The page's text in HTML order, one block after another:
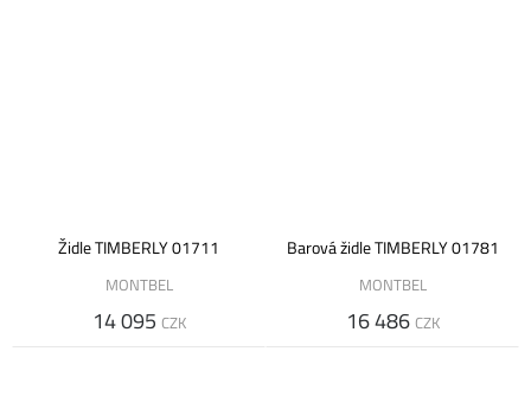
Židle TIMBERLY 01711
MONTBEL
14 095 CZK
Barová židle TIMBERLY 01781
MONTBEL
16 486 CZK